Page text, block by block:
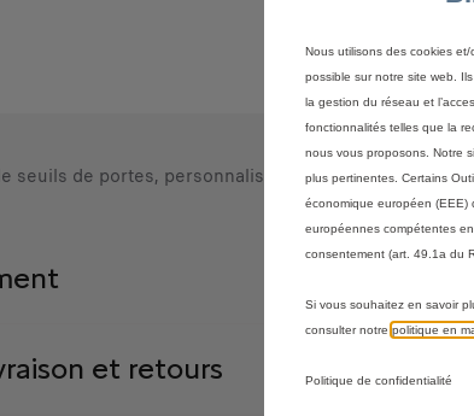
seuils de portes, personnalisez et protégez votre
et retours
Nous utilisons des cookies
possible sur notre site web.
la gestion du réseau et
fonctionnalités telles que la
nous vous proposons. Notre
plus pertinentes. Certains
économique européen
européennes compétentes
consentement (art. 49.1a du
Si vous souhaitez en savoir
consulter notre politique en
Politique de confidentialité